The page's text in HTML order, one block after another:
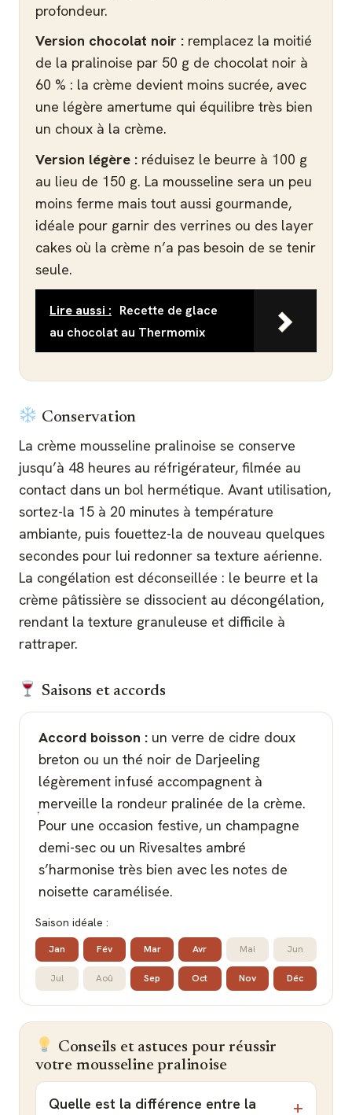
profondeur.
Version chocolat noir : remplacez la moitié
de la pralinoise par 50 g de chocolat noir à
60 % : la crème devient moins sucrée, avec
une légère amertume qui équilibre très bien
un choux à la crème.
Version légère : réduisez le beurre à 100 g
au lieu de 150 g. La mousseline sera un peu
moins ferme mais tout aussi gourmande,
idéale pour garnir des verrines ou des layer
cakes où la crème n’a pas besoin de se tenir
seule.
Lire aussi : Recette de glace
au chocolat au Thermomix
Conservation
La crème mousseline pralinoise se conserve
jusqu’à 48 heures au réfrigérateur, filmée au
contact dans un bol hermétique. Avant utilisation,
sortez-la 15 à 20 minutes à température
ambiante, puis fouettez-la de nouveau quelques
secondes pour lui redonner sa texture aérienne.
La congélation est déconseillée : le beurre et la
crème pâtissière se dissocient au décongélation,
rendant la texture granuleuse et difficile à
rattraper.
Saisons et accords
Accord boisson : un verre de cidre doux
breton ou un thé noir de Darjeeling
légèrement infusé accompagnent à
merveille la rondeur pralinée de la crème.
Pour une occasion festive, un champagne
demi-sec ou un Rivesaltes ambré
s’harmonise très bien avec les notes de
noisette caramélisée.
Saison idéale :
Jan Fév Mar Avr Mai Jun
Jul Aoû Sep Oct Nov Déc
Conseils et astuces pour réussir
votre mousseline pralinoise
Quelle est la différence entre la